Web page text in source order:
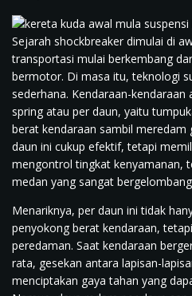
Sejarah shockbreaker dimulai di
transportasi mulai berkembang
bermotor. Di masa itu, teknologi
sederhana. Kendaraan-
spring atau per daun, yaitu
berat kendaraan sambil meredam
daun ini cukup efektif, tetapi
mengontrol tingkat kenyamanan,
medan yang sangat
Menariknya, per daun ini tidak
penyokong berat kendaraan,
peredaman. Saat kendaraan
rata, gesekan antara lapisan-
menciptakan gaya tahan yang